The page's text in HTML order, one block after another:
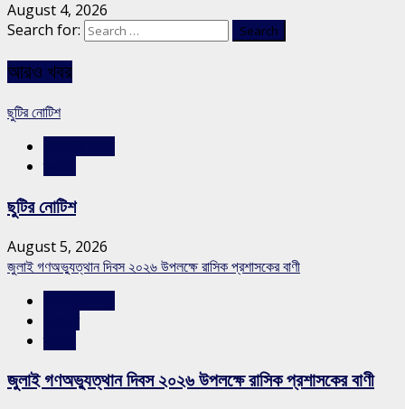
August 4, 2026
Search for:
আরও খবর
ছুটির নোটিশ
ছুটির নোটিশ
August 5, 2026
জুলাই গণঅভ্যুত্থান দিবস ২০২৬ উপলক্ষে রাসিক প্রশাসকের বাণী
জুলাই গণঅভ্যুত্থান দিবস ২০২৬ উপলক্ষে রাসিক প্রশাসকের বাণী